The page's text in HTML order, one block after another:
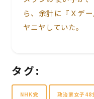
ら、余計に『Ｘデ
ヤニヤしていた。
タグ:
NHK党 政治家女子48